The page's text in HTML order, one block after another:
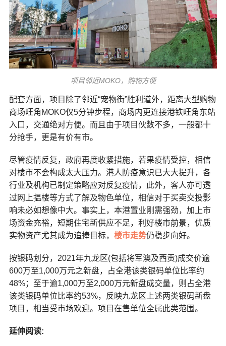
项目邻近MOKO，购物方便
配套方面，项目除了邻近“宠物街”胜利道外，距离大型购物
商场旺角 MOKO仅5分钟步程，商场内更连接港铁旺角东站
入口，交通绝对方便。而且由于项目伙数不多，一般都十
分抢手，更是有价有市。
尽管疫情反复，政府再度收紧措施，若果疫情受控，相信
对楼市不会构成太大压力。港人防疫意识已大大提升，各
行业及机构已制定策略应对反复疫情，此外，客人亦可透
过网上揾楼等方式了解及物色单位，相信对于买卖交投影
响未必如想像中大。事实上，本港置业刚需强劲，加上市
场资金充裕，短期住宅新供应不足，利好楼市前景，优质
实物资产尤其成为追捧目标， 楼市走势仍稳步向好。
按银码划分，2021年九龙区(包括将军澳及西贡)成交价逾
600万至1,000万元之新盘，占全港该类银码单位比率约
48%；至于逾1,000万至2,000万元新盘成交量，则占全港
该类银码单位比率约53%，反映九龙区上述两类银码新盘
项目，相当受市场欢迎。项目在售单位全属此类范围。
延伸阅读: